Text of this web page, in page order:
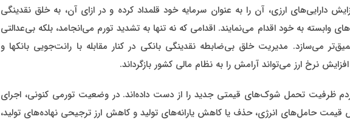
دارایی‌های ارزی، آن را به عنوان سرمایه خود قلمداد کرده و در ازای آن، به خلق نقدینگی
وابسته به خود اقدام می‌نمایند. اقدامی که نه تنها به تشدید تورم می‌انجامد، بلکه بی‌عدالتی
می‌سازد. مدیریت خلق بی‌ضابطه نقدینگی بانکی در کنار مقابله با رانت‌جویی بانکها و
نرخ ارز می‌تواند آرامش را به نظام مالی کشور بازگرداند.
ظرفیت تحمل شوک‌های قیمتی جدید را از دست داده‌اند. در وضعیت تورمی کنونی، اجرای
قیمت حامل‌های انرژی، حذف یا کاهش یارانه‌های تولید و کاهش ارز ترجیحی نهاده‌های تولید،